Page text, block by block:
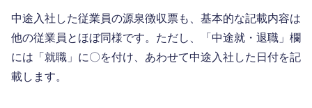
中途入社した従業員の源泉徴収票も、基本的な記載内容は
他の従業員とほぼ同様です。ただし、「中途就・退職」欄
には「就職」に〇を付け、あわせて中途入社した日付を記
載します。